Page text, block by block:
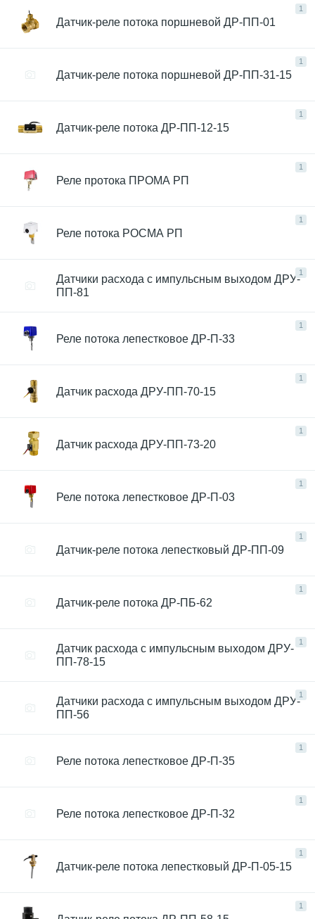
1
Датчик-реле потока поршневой ДР-ПП-01
1
Датчик-реле потока поршневой ДР-ПП-31-15
1
Датчик-реле потока ДР-ПП-12-15
1
Реле протока ПРОМА РП
1
Реле потока РОСМА РП
1
Датчики расхода с импульсным выходом ДРУ-
ПП-81
1
Реле потока лепестковое ДР-П-33
1
Датчик расхода ДРУ-ПП-70-15
1
Датчик расхода ДРУ-ПП-73-20
1
Реле потока лепестковое ДР-П-03
1
Датчик-реле потока лепестковый ДР-ПП-09
1
Датчик-реле потока ДР-ПБ-62
1
Датчик расхода с импульсным выходом ДРУ-
ПП-78-15
1
Датчики расхода с импульсным выходом ДРУ-
ПП-56
1
Реле потока лепестковое ДР-П-35
1
Реле потока лепестковое ДР-П-32
1
Датчик-реле потока лепестковый ДР-П-05-15
1